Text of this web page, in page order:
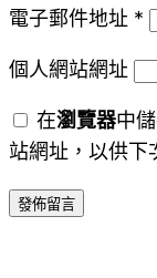
電子郵件地址 *
個人網站網址
在瀏覽器中
站網址，以供下